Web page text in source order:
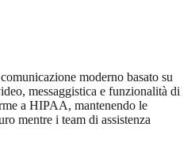
moderno basato su
messaggistica e funzionalità di
a HIPAA, mantenendo le
mentre i team di assistenza